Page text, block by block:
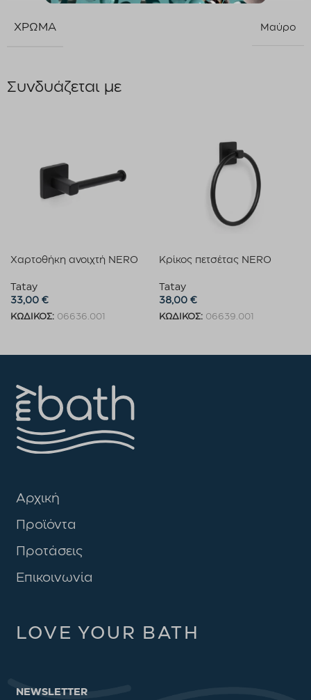
ΧΡΏΜΑ Μαύρο
Συνδυάζεται με
Χαρτοθήκη ανοιχτή NERO
Tatay
33,00 €
ΚΩΔΙΚΟΣ: 06636.001
Κρίκος πετσέτας NERO
Tatay
38,00 €
ΚΩΔΙΚΟΣ: 06639.001
Αρχική
Προϊόντα
Προτάσεις
Επικοινωνία
LOVE YOUR BATH
NEWSLETTER